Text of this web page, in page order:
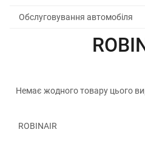
Обслуговування автомобіля
Немає жодного товару цього
ROBINAIR